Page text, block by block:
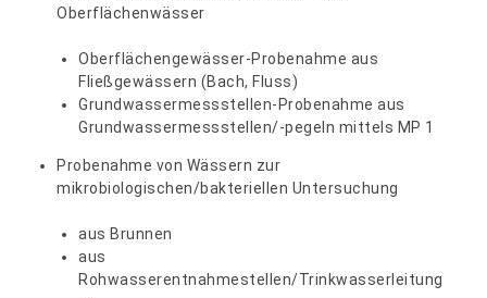
Oberflächenwässer
Oberflächengewässer-Probenahme aus
Fließgewässern (Bach, Fluss)
Grundwassermessstellen-Probenahme aus
Grundwassermessstellen/-pegeln mittels MP 1
Probenahme von Wässern zur
mikrobiologischen/bakteriellen Untersuchung
aus Brunnen
aus
Rohwasserentnahmestellen/Trinkwasserleitung